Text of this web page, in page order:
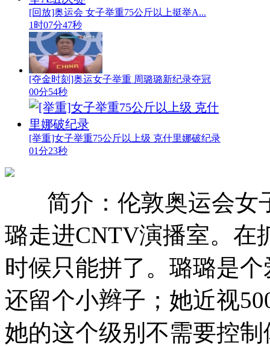
[回放]奥运会 女子举重75公斤以上挺举A...
1时07分47秒
[夺金时刻]奥运女子举重 周璐璐新纪录夺冠
00分54秒
[举重]女子举重75公斤以上级 克什里娜破纪录
01分23秒
简介：伦敦奥运会女
璐走进CNTV演播室。在
时候只能拼了。璐璐是
还留个小辫子；她近视
她的这个级别不需要控